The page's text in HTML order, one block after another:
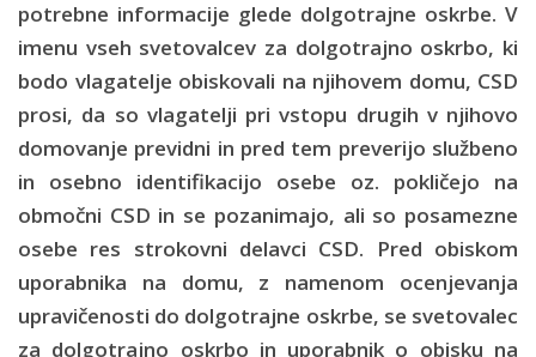
potrebne informacije glede dolgotrajne oskrbe. V
imenu vseh svetovalcev za dolgotrajno oskrbo, ki
bodo vlagatelje obiskovali na njihovem domu, CSD
prosi, da so vlagatelji pri vstopu drugih v njihovo
domovanje previdni in pred tem preverijo službeno
in osebno identifikacijo osebe oz. pokličejo na
območni CSD in se pozanimajo, ali so posamezne
osebe res strokovni delavci CSD. Pred obiskom
uporabnika na domu, z namenom ocenjevanja
upravičenosti do dolgotrajne oskrbe, se svetovalec
za dolgotrajno oskrbo in uporabnik o obisku na